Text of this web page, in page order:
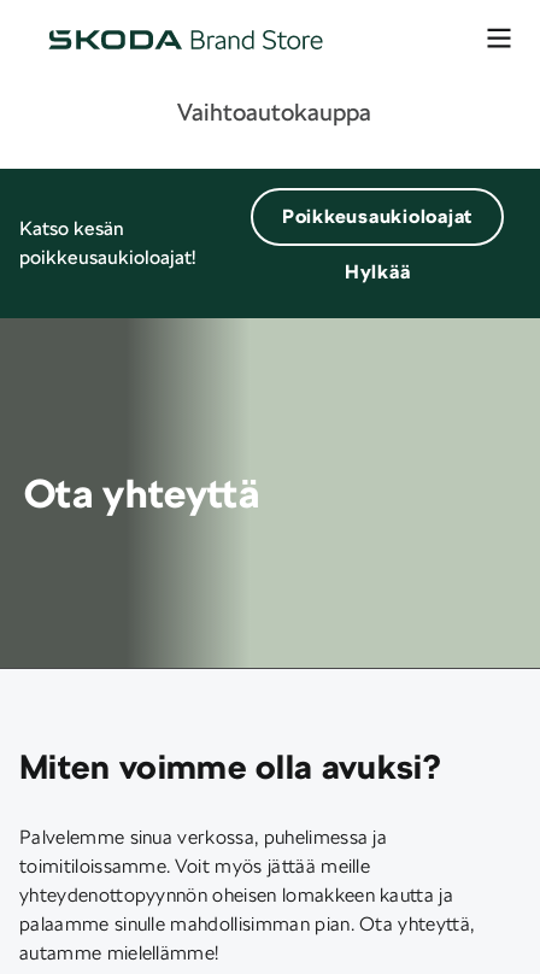
Vaihtoautokauppa
Katso kesän
poikkeusaukioloajat!
Poikkeusaukioloajat
Hylkää
Ota yhteyttä
Miten voimme olla avuksi?
Palvelemme sinua verkossa, puhelimessa ja
toimitiloissamme. Voit myös jättää meille
yhteydenottopyynnön oheisen lomakkeen kautta ja
palaamme sinulle mahdollisimman pian. Ota yhteyttä,
autamme mielellämme!